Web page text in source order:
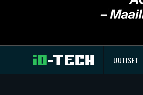
UUTISET